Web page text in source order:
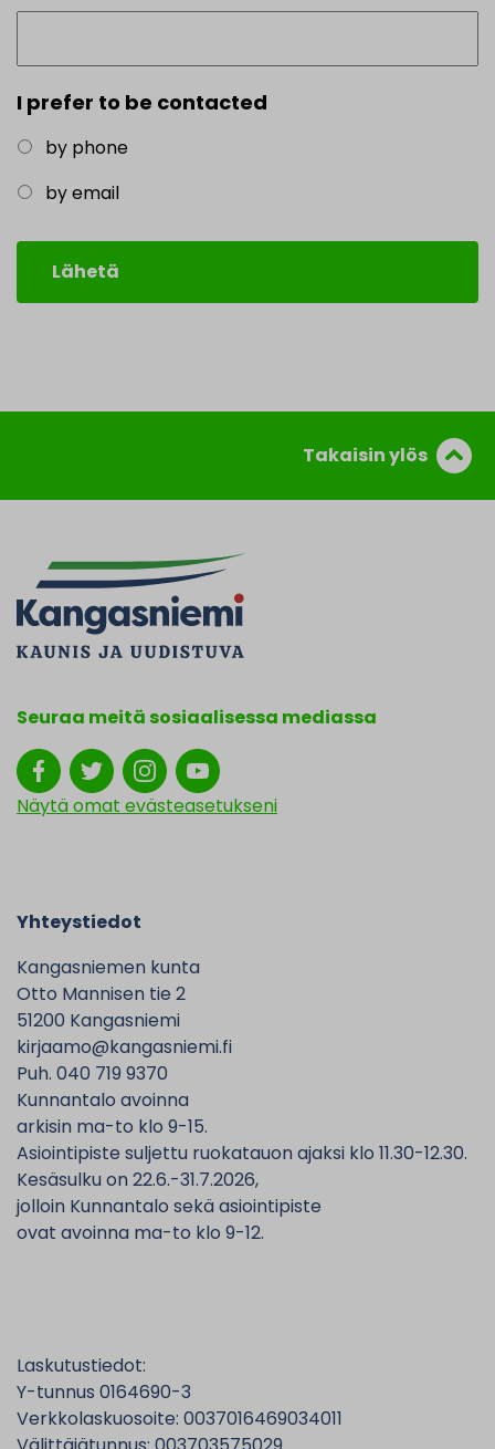
I prefer to be contacted
by phone
by email
Takaisin ylös
Seuraa meitä sosiaalisessa mediassa
Näytä omat evästeasetukseni
Yhteystiedot
Kangasniemen kunta
Otto Mannisen tie 2
51200 Kangasniemi
kirjaamo@kangasniemi.fi
Puh. 040 719 9370
Kunnantalo avoinna
arkisin ma-to klo 9-15.
Asiointipiste suljettu ruokatauon ajaksi klo 11.30-12.30.
Kesäsulku on 22.6.-31.7.2026,
jolloin Kunnantalo sekä asiointipiste
ovat avoinna ma-to klo 9-12.
Laskutustiedot:
Y-tunnus 0164690-3
Verkkolaskuosoite: 0037016469034011